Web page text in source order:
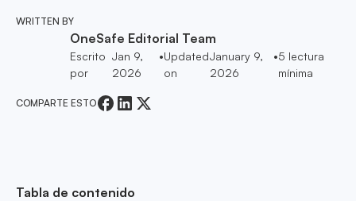
WRITTEN BY
OneSafe Editorial Team
Escrito
por
Jan 9,
2026
•Updated
on
January 9,
2026
•5 lectura
mínima
COMPARTE ESTO
Tabla de contenido